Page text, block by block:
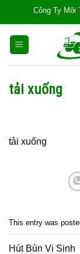
content
Công Ty Môi
tải xuống
tải xuống
This entry was
Hút Bùn Vi Sinh